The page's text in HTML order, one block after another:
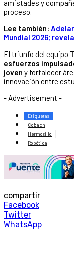
amistades y
proceso.
Lee también:
Mundial 2026;
El triunfo del equipo
esfuerzos
joven y fortalecer
innovación entre
- Advertisement -
Etiquetas
Cobach
Hermosillo
Robótica
compartir
Facebook
Twitter
WhatsApp